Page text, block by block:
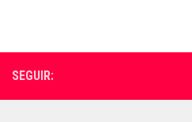
SEGUIR: